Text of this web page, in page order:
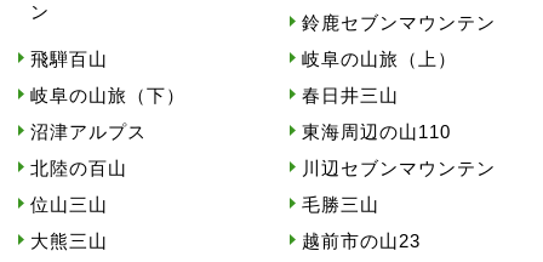
ン
鈴鹿セブンマウンテン
飛騨百山
岐阜の山旅（上）
岐阜の山旅（下）
春日井三山
沼津アルプス
東海周辺の山110
北陸の百山
川辺セブンマウンテン
位山三山
毛勝三山
大熊三山
越前市の山23